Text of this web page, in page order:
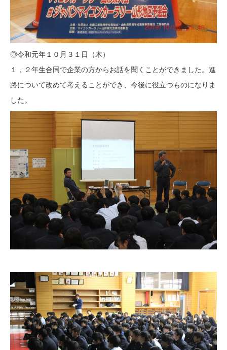
◎令和元年１０月３１日（木）
１，２年生合同で企業の方からお話を聞くことができました。進
路について改めて考えることができ、今後に役立つものになりま
した。